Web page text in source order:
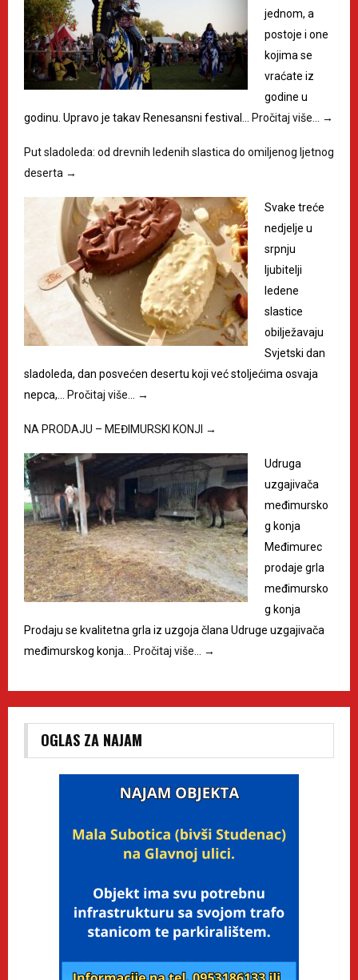
jednom, a
postoje i one
kojima se
vraćate iz
godine u
godinu. Upravo je takav Renesansni festival…
Pročitaj više… →
Put sladoleda: od drevnih ledenih slastica do omiljenog ljetnog
deserta →
Svake treće
nedjelje u
srpnju
ljubitelji
ledene
slastice
obilježavaju
Svjetski dan
sladoleda, dan posvećen desertu koji već stoljećima osvaja
nepca,…
Pročitaj više… →
NA PRODAJU – MEĐIMURSKI KONJI →
Udruga
uzgajivača
međimursko
g konja
Međimurec
prodaje grla
međimursko
g konja
Prodaju se kvalitetna grla iz uzgoja člana Udruge uzgajivača
međimurskog konja…
Pročitaj više… →
OGLAS ZA NAJAM